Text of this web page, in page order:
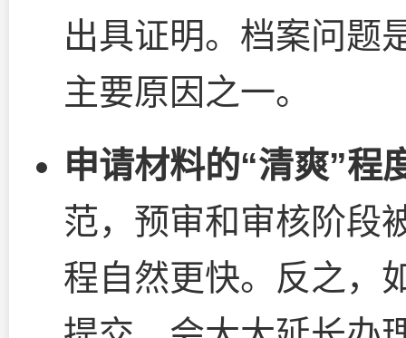
出具证明。档案问题
主要原因之一。
申请材料的“清爽”程
范，预审和审核阶段
程自然更快。反之，